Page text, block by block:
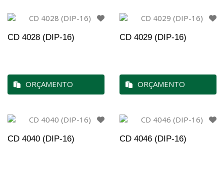
CD 4028 (DIP-16)
ORÇAMENTO
CD 4029 (DIP-16)
ORÇAMENTO
CD 4040 (DIP-16) CD 4046 (DIP-16)